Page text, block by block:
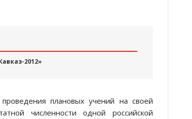
2012»
плановых учений на своей
численности одной российской